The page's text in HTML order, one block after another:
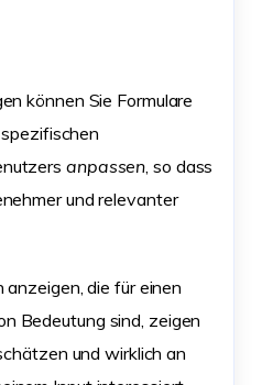
können Sie Formulare
anpassen, so dass
und relevanter
anzeigen, die für einen
Bedeutung sind, zeigen
und wirklich an